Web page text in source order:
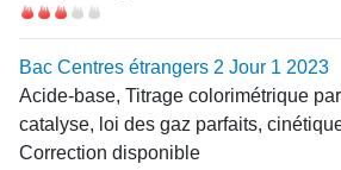
Difficulté
Bac Centres étrangers 2 Jour 1 2023
Acide-base, Titrage colorimétrique
catalyse, loi des gaz parfaits,
Correction disponible